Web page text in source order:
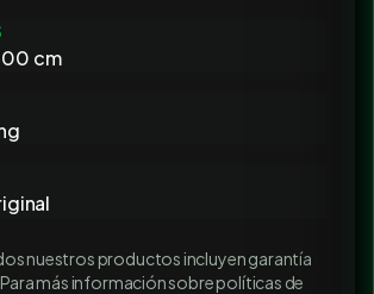
cm
nuestros productos incluyen garantía
más información sobre políticas de